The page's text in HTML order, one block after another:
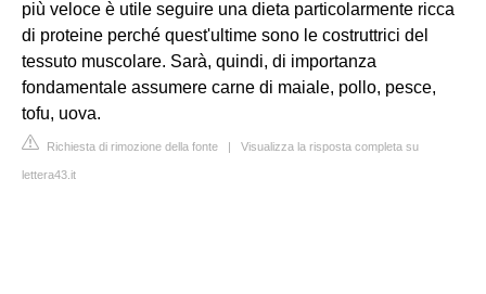
più veloce è utile seguire una dieta particolarmente ricca
di proteine perché quest'ultime sono le costruttrici del
tessuto muscolare. Sarà, quindi, di importanza
fondamentale assumere carne di maiale, pollo, pesce,
tofu, uova.
Richiesta di rimozione della fonte | Visualizza la risposta completa su
lettera43.it